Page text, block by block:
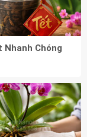
Nhanh Chóng